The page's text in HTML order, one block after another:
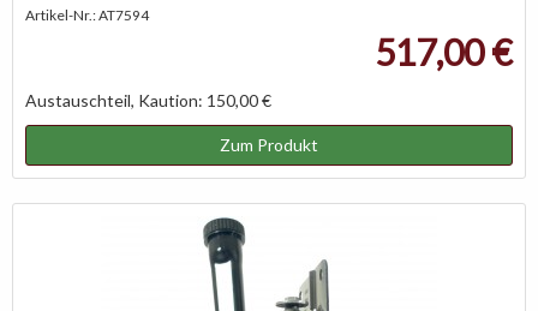
Artikel-Nr.: AT7594
517,00 €
Austauschteil, Kaution: 150,00 €
Zum Produkt